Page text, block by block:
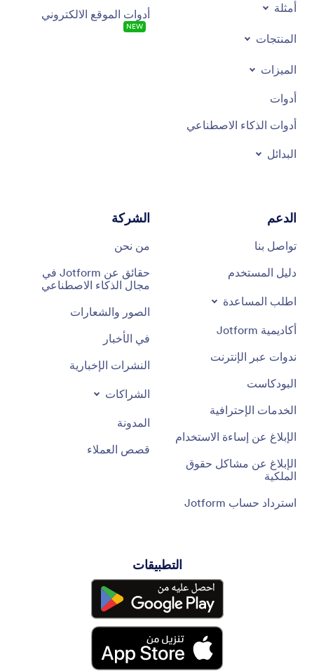
أمثلة
المنتجات
الميزات
أدوات
أدوات الذكاء الاصطناعي
البدائل
أدوات الموقع الالكتروني
NEW
الدعم
تواصل بنا
دليل المستخدم
اطلب المساعدة
أكاديمية Jotform
ندوات عبر الإنترنت
البودكاست
الخدمات الإحترافية
الإبلاغ عن إساءة الاستخدام
الإبلاغ عن مشاكل حقوق
الملكية
استرداد حساب Jotform
الشركة
من نحن
حقائق عن Jotform في
مجال الذكاء الاصطناعي
الصور والشعارات
في الأخبار
النشرات الإخبارية
الشراكات
المدونة
قصص العملاء
التطبيقات